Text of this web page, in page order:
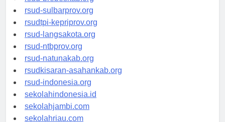
rsud-brebeskab.org
rsud-sulbarprov.org
rsudtpi-kepriprov.org
rsud-langsakota.org
rsud-ntbprov.org
rsud-natunakab.org
rsudkisaran-asahankab.org
rsud-indonesia.org
sekolahindonesia.id
sekolahjambi.com